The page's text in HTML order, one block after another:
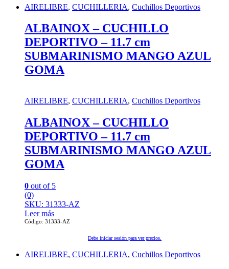
AIRELIBRE, CUCHILLERIA, Cuchillos Deportivos
ALBAINOX – CUCHILLO
DEPORTIVO – 11.7 cm
SUBMARINISMO MANGO AZUL
GOMA
AIRELIBRE, CUCHILLERIA, Cuchillos Deportivos
ALBAINOX – CUCHILLO
DEPORTIVO – 11.7 cm
SUBMARINISMO MANGO AZUL
GOMA
0 out of 5
(0)
SKU: 31333-AZ
Leer más
Código: 31333-AZ
Debe iniciar sesión para ver precios.
AIRELIBRE, CUCHILLERIA, Cuchillos Deportivos